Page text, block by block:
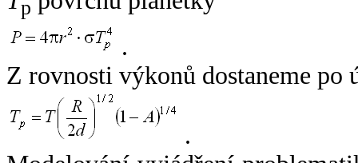
p
.
Z rovnosti výkonů dostaneme po
.